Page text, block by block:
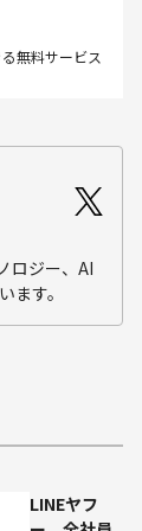
無料サービス
ロジー、AI
ます。
LINEヤフ